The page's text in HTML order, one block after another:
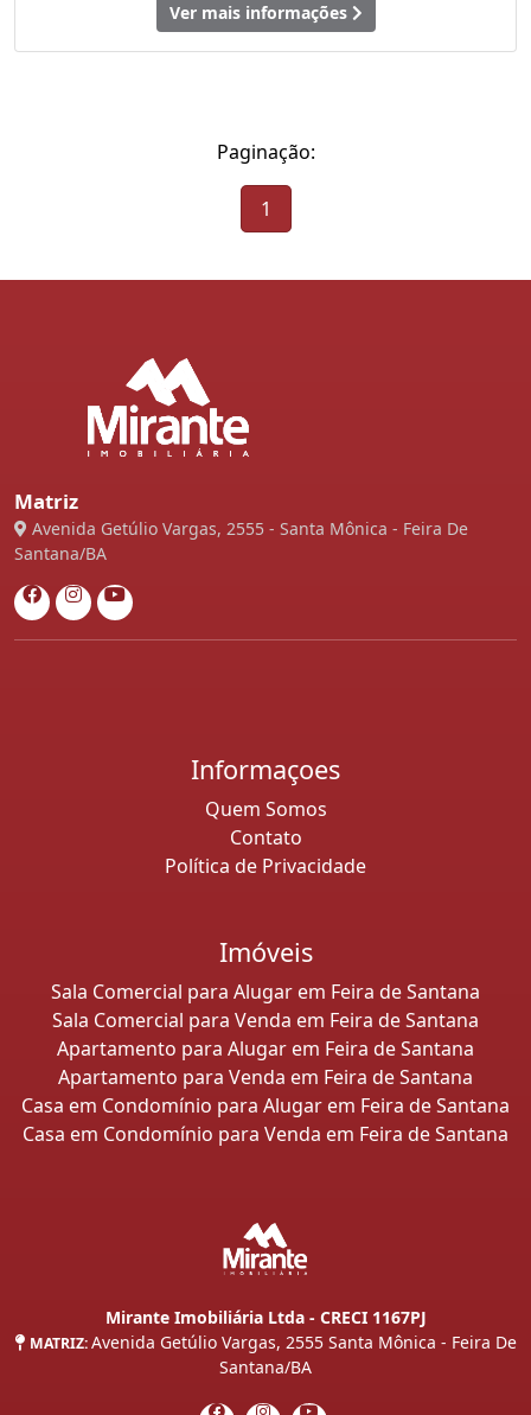
Ver mais informações
Paginação:
1
Matriz
Avenida Getúlio Vargas, 2555 - Santa Mônica - Feira De
Santana/BA
Informaçoes
Quem Somos
Contato
Política de Privacidade
Imóveis
Sala Comercial para Alugar em Feira de Santana
Sala Comercial para Venda em Feira de Santana
Apartamento para Alugar em Feira de Santana
Apartamento para Venda em Feira de Santana
Casa em Condomínio para Alugar em Feira de Santana
Casa em Condomínio para Venda em Feira de Santana
Mirante Imobiliária Ltda - CRECI 1167PJ
MATRIZ: Avenida Getúlio Vargas, 2555 Santa Mônica - Feira De
Santana/BA